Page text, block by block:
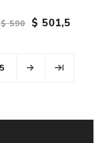
$ 590 $ 501,5
5